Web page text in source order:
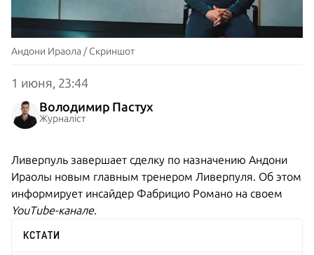
Андони Ираола / Скриншот
1 июня, 23:44
Володимир Пастух
Журналіст
Ливерпуль завершает сделку по назначению Андони
Ираолы новым главным тренером Ливерпуля. Об этом
информирует инсайдер Фабрицио Романо на своем
YouTube-канале.
КСТАТИ